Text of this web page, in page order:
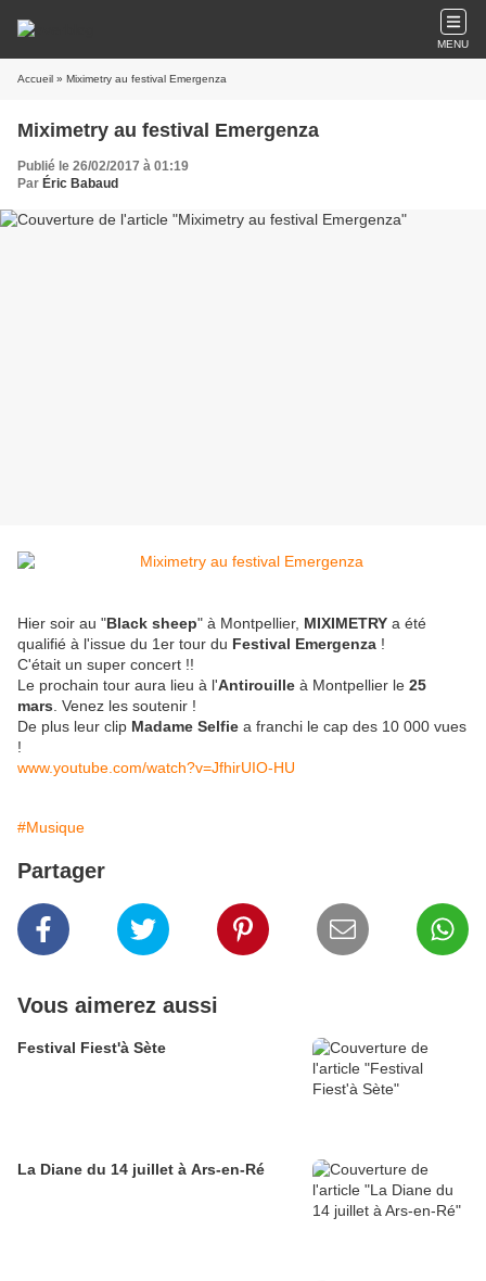
MENU
Accueil » Miximetry au festival Emergenza
Miximetry au festival Emergenza
Publié le 26/02/2017 à 01:19
Par Éric Babaud
Hier soir au "Black sheep" à Montpellier, MIXIMETRY a été
qualifié à l'issue du 1er tour du Festival Emergenza !
C'était un super concert !!
Le prochain tour aura lieu à l'Antirouille à Montpellier le 25
mars . Venez les soutenir !
De plus leur clip Madame Selfie a franchi le cap des 10 000 vues
!
www.youtube.com/watch?v=JfhirUIO-HU
#Musique
Partager
Vous aimerez aussi
Festival Fiest'à Sète
La Diane du 14 juillet à Ars-en-Ré